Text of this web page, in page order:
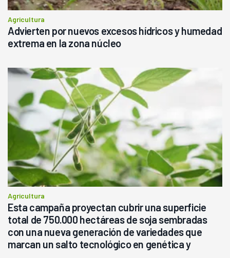
Agricultura
Advierten por nuevos excesos hídricos y humedad
extrema en la zona núcleo
Agricultura
Esta campaña proyectan cubrir una superficie
total de 750.000 hectáreas de soja sembradas
con una nueva generación de variedades que
marcan un salto tecnológico en genética y